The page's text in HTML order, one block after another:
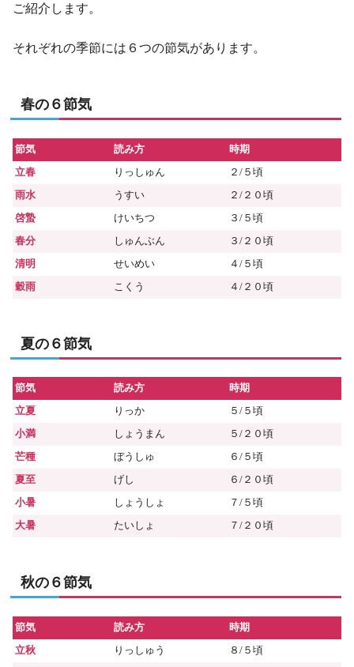
ご紹介します。
それぞれの季節には６つの節気があります。
春の６節気
節気 読み方 時期
立春 りっしゅん ２/５頃
雨水 うすい ２/２０頃
啓蟄 けいちつ ３/５頃
春分 しゅんぶん ３/２０頃
清明 せいめい ４/５頃
穀雨 こくう ４/２０頃
夏の６節気
節気 読み方 時期
立夏 りっか ５/５頃
小満 しょうまん ５/２０頃
芒種 ぼうしゅ ６/５頃
夏至 げし ６/２０頃
小暑 しょうしょ ７/５頃
大暑 たいしょ ７/２０頃
秋の６節気
節気 読み方 時期
立秋 りっしゅう ８/５頃